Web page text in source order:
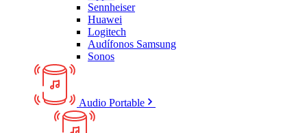
Sennheiser
Huawei
Logitech
Audífonos Samsung
Sonos
Audio Portable